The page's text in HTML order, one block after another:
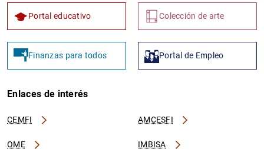
1 2
Portal educativo Colección de arte
Finanzas para todos Portal de Empleo
Enlaces de interés
CEMFI AMCESFI
OME IMBISA